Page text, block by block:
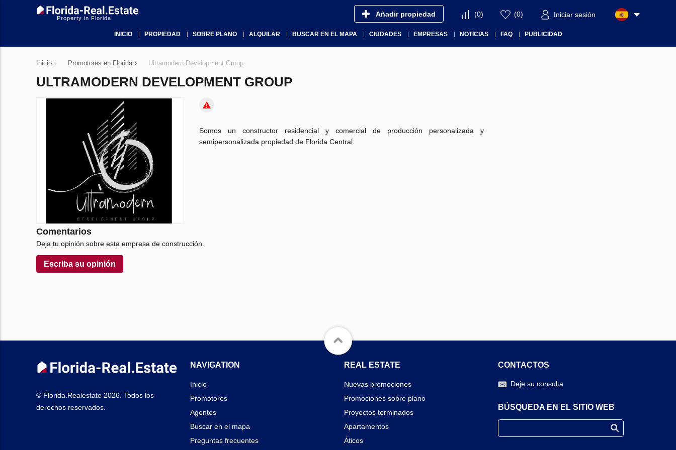
Property in Florida Añadir propiedad (0) (0) Iniciar sesión
INICIO PROPIEDAD SOBRE PLANO ALQUILAR BUSCAR EN EL MAPA CIUDADES EMPRESAS NOTICIAS FAQ PUBLICIDAD
Inicio › Promotores en Florida › Ultramodern Development Group
ULTRAMODERN DEVELOPMENT GROUP
Somos un constructor residencial y comercial de producción personalizada y
semipersonalizada propiedad de Florida Central.
Comentarios
Deja tu opinión sobre esta empresa de construcción.
Escriba su opinión
© Florida.Realestate 2026. Todos los
derechos reservados.
NAVIGATION
Inicio
Promotores
Agentes
Buscar en el mapa
Preguntas frecuentes
REAL ESTATE
Nuevas promociones
Promociones sobre plano
Proyectos terminados
Apartamentos
Áticos
CONTACTOS
Deje su consulta
BÚSQUEDA EN EL SITIO WEB